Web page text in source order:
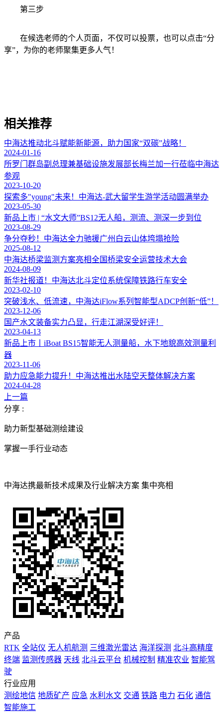
第三步
在候选老师的个人页面，不仅可以投票，也可以点击“分
享”，为你的老师聚集更多人气！
相关推荐
中海达推动北斗赋能新能源，助力国家“双碳”战略！
2024-01-16
所罗门群岛副总理兼基础设施发展部长梅兰加一行莅临中海达
参观
2023-10-20
探索多"young"未来！中海达-武大留学生游学活动圆满举办
2023-05-30
新品上市 | “水文大师”BS12无人船，测流、测深一步到位
2023-08-29
争分夺秒！中海达全力驰援广州白云山体垮塌抢险
2025-08-12
中海达桥梁监测方案亮相全国桥梁安全运营技术大会
2024-08-09
新华社报道！中海达北斗定位系统保障铁路行车安全
2023-02-10
突破浅水、低流速，中海达iFlow系列智能型ADCP创新“低”！
2023-12-06
国产水文装备实力凸显，行走江湖深受好评！
2023-04-13
新品上市丨iBoat BS15智能无人测量船，水下地貌高效测量利
器
2023-11-06
助力应急能力提升！中海达推出水陆空天整体解决方案
2024-04-28
上一篇
分享 :
助力新型基础测绘建设
掌握一手行业动态
中海达携最新技术成果及行业解决方案 集中亮相
产品
RTK 全站仪 无人机航测 三维激光雷达 海洋探测 北斗高精度
终端 监测传感器 天线 北斗云平台 机械控制 精准农业 智能驾
驶
行业应用
测绘地信 地质矿产 应急 水利水文 交通 铁路 电力 石化 通信
智能施工